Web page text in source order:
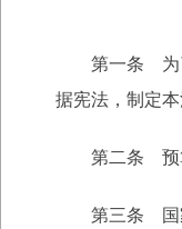
第一条 为了
据宪法，制定本
第二条 预算
第三条 国家